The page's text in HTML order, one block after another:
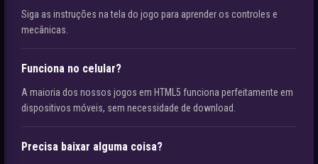
Siga as instruções na tela do jogo para aprender os controles e
mecânicas.
Funciona no celular?
A maioria dos nossos jogos em HTML5 funciona perfeitamente em
dispositivos móveis, sem necessidade de download.
Precisa baixar alguma coisa?